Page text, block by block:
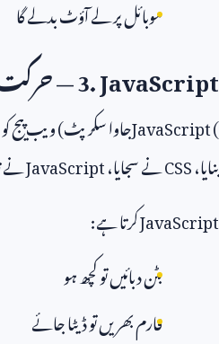
موبائل پر لے آؤٹ بدلے گا
3. JavaScript— حرکت
JavaScript (جاوا سکرپٹ) ویب پیج
بنایا،CSSنے سجایا،JavaScriptنے
JavaScriptکرتا ہے:
بٹن دبائیں تو کچھ ہو
فارم بھریں تو ڈیٹا جائے